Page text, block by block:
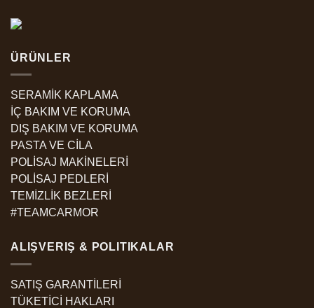
ÜRÜNLER
SERAMİK KAPLAMA
İÇ BAKIM VE KORUMA
DIŞ BAKIM VE KORUMA
PASTA VE CİLA
POLİSAJ MAKİNELERİ
POLİSAJ PEDLERİ
TEMİZLİK BEZLERİ
#TEAMCARMOR
ALIŞVERIŞ & POLITIKALAR
SATIŞ GARANTİLERİ
TÜKETİCİ HAKLARI